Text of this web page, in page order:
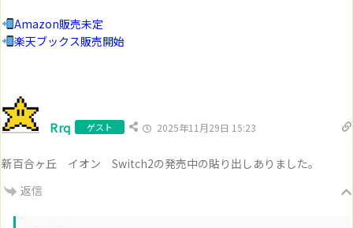
Amazon販売未定
楽天ブックス販売開始
Rrq ゲスト 2025年11月29日 15:23
新百合ヶ丘 イオン Switch2の発売中の貼り出しありました。
返信